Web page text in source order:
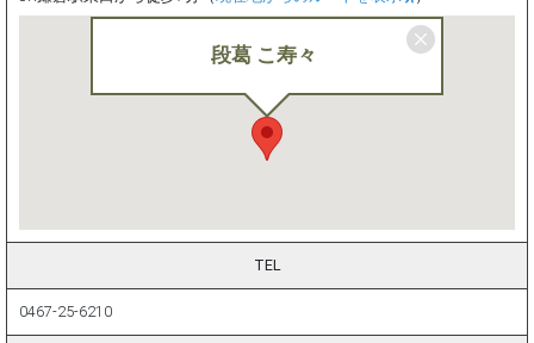
段葛 こ寿々
TEL
0467-25-6210